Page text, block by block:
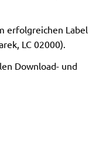
erfolgreichen Label
LC 02000).
Download- und